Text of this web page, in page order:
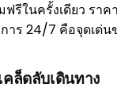
ฟรีในครั้งเดียว รา
าร 24/7 คือจุดเด่น
คล็ดลับเดินทาง